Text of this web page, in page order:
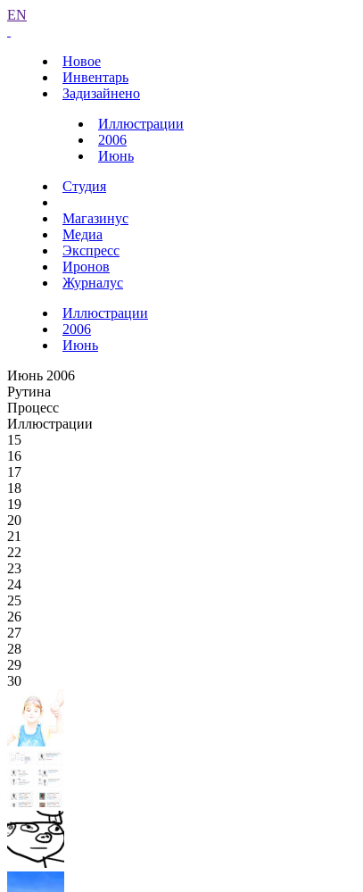
EN
Новое
Инвентарь
Задизайнено
Иллюстрации
2006
Июнь
Студия
Магазинус
Медиа
Экспресс
Иронов
Журналус
Иллюстрации
2006
Июнь
Июнь 2006
Рутина
Процесс
Иллюстрации
15
16
17
18
19
20
21
22
23
24
25
26
27
28
29
30